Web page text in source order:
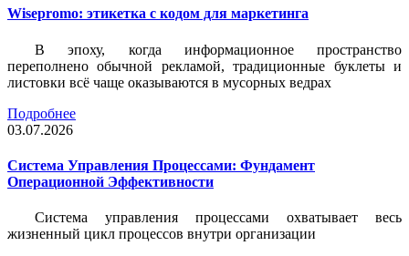
Wisepromo: этикетка c кодом для маркетинга
В эпоху, когда информационное пространство
переполнено обычной рекламой, традиционные буклеты и
листовки всё чаще оказываются в мусорных ведрах
Подробнее
03.07.2026
Система Управления Процессами: Фундамент
Операционной Эффективности
Система управления процессами охватывает весь
жизненный цикл процессов внутри организации